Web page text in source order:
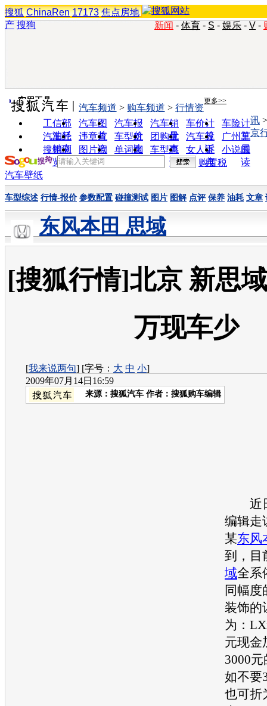
搜狐 ChinaRen 17173 焦点房地
产 搜狗 新闻 - 体育 - S - 娱乐 - V -
实用工具 更多>>
工信部
油耗
汽车图
片
汽车报
价
汽车销
量
车价计
算
车险计
算
汽车经
销商
违章查
询
车型对
比
团购优
惠
汽车投
诉
广州车
展
搜狗浏
览器
图片欣
赏
单词翻
车型查
询
女人宝
典
小说阅
读
汽车频道 > 购车频道 > 行情资
讯
京
购置税
汽车壁纸
车型综述 行情-报价 参数配置 碰撞测试 图片 图解 点评 保养 油耗 文章
东风本田 思域
[搜狐行情]北京 新思
万现车少
[我来说两句] [字号： 大 中 小]
2009年07月14日16:59
来源： 搜狐汽车 作者：搜狐购车编辑
近
编辑走
某东风
到，目
域全系
同幅度
装饰的
为：
元现金
3000
如不要
也可折